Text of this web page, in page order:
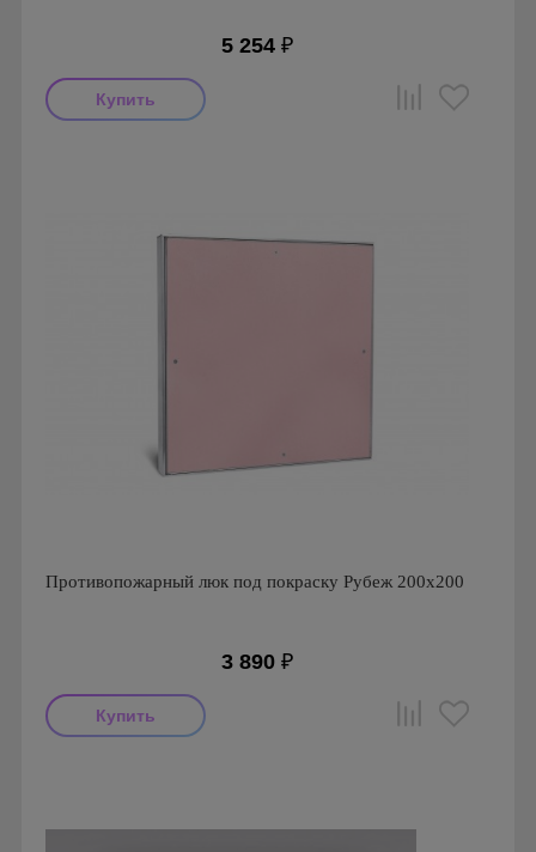
5 254 ₽
Противопожарный люк под покраску Рубеж 200х200
3 890 ₽